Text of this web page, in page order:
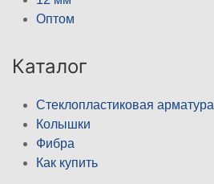
Оптом
Каталог
Стеклопластиковая арматура
Колышки
Фибра
Как купить